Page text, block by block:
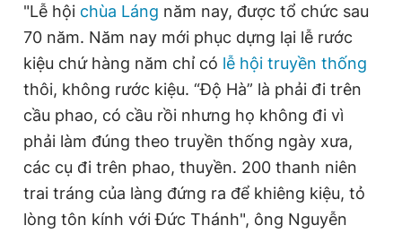
"Lễ hội chùa Láng năm nay, được tổ chức sau
70 năm. Năm nay mới phục dựng lại lễ rước
kiệu chứ hàng năm chỉ có lễ hội truyền thống
thôi, không rước kiệu. “Độ Hà” là phải đi trên
cầu phao, có cầu rồi nhưng họ không đi vì
phải làm đúng theo truyền thống ngày xưa,
các cụ đi trên phao, thuyền. 200 thanh niên
trai tráng của làng đứng ra để khiêng kiệu, tỏ
lòng tôn kính với Đức Thánh", ông Nguyễn